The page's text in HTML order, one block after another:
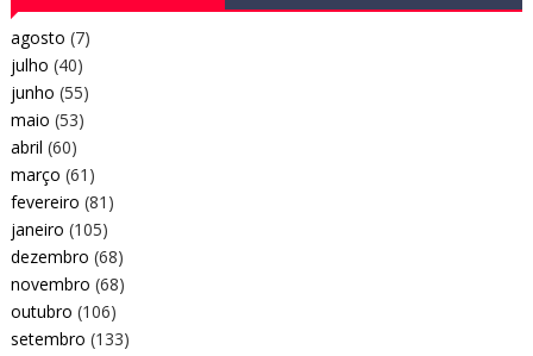
agosto (7)
julho (40)
junho (55)
maio (53)
abril (60)
março (61)
fevereiro (81)
janeiro (105)
dezembro (68)
novembro (68)
outubro (106)
setembro (133)